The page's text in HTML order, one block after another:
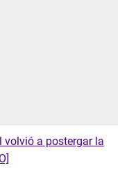
volvió a postergar la